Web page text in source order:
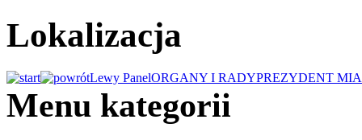
Lokalizacja
Lewy PanelORGANY I RADYPREZYDENT
Menu kategorii